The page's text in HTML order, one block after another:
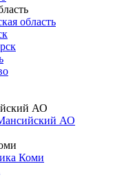
область
АО
АО
Коми